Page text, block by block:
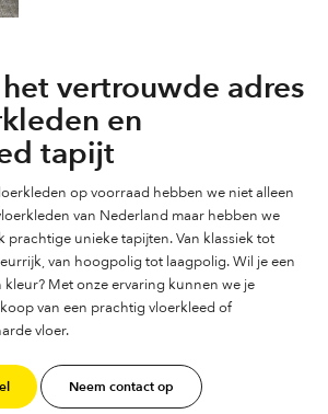
vertrouwde adres
en
tapijt
op voorraad hebben we niet alleen
van Nederland maar hebben we
unieke tapijten. Van klassiek tot
van hoogpolig tot laagpolig. Wil je een
Met onze ervaring kunnen we je
van een prachtig vloerkleed of
vloer.
Neem contact op